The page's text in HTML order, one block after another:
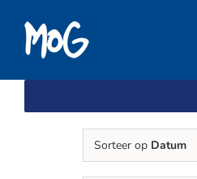
inhoud
Sorteer op Datum